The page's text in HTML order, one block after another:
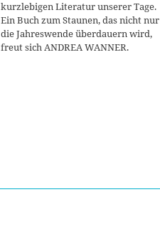
kurzlebigen Literatur unserer Tage.
Ein Buch zum Staunen, das nicht nur
die Jahreswende überdauern wird,
freut sich ANDREA WANNER.